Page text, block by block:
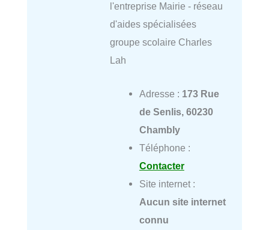
l'entreprise Mairie - réseau
d'aides spécialisées
groupe scolaire Charles
Lah
Adresse : 173 Rue
de Senlis, 60230
Chambly
Téléphone :
Contacter
Site internet :
Aucun site internet
connu